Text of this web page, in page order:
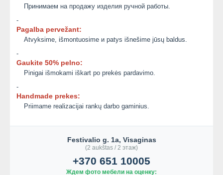
Принимаем на продажу изделия ручной работы.
-
Pagalba pervežant:
Atvyksime, išmontuosime и patys išnešime jūsų baldus.
-
Gaukite 50% pelno:
Pinigai išmokami iškart po prekės pardavimo.
-
Handmade prekes:
Priimame realizacijai rankų darbo gaminius.
Festivalio g. 1a, Visaginas
(2 aukštas / 2 этаж)
+370 651 10005
Ждем фото мебели на оценку: